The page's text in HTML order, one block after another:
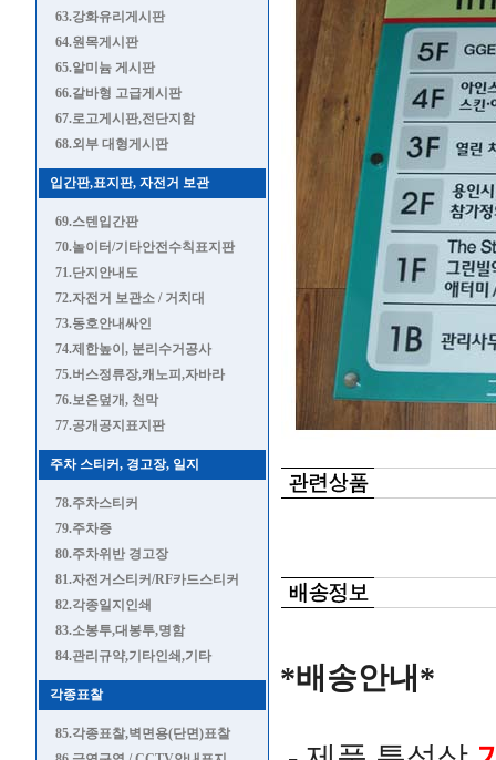
63.강화유리게시판
64.원목게시판
65.알미늄 게시판
66.갈바형 고급게시판
67.로고게시판,전단지함
68.외부 대형게시판
입간판,표지판, 자전거 보관
69.스텐입간판
70.놀이터/기타안전수칙표지판
71.단지안내도
72.자전거 보관소 / 거치대
73.동호안내싸인
74.제한높이, 분리수거공사
75.버스정류장,캐노피,자바라
76.보온덮개, 천막
77.공개공지표지판
주차 스티커, 경고장, 일지
78.주차스티커
79.주차증
80.주차위반 경고장
81.자전거스티커/RF카드스티커
82.각종일지인쇄
83.소봉투,대봉투,명함
84.관리규약,기타인쇄,기타
각종표찰
85.각종표찰,벽면용(단면)표찰
*배송안내*